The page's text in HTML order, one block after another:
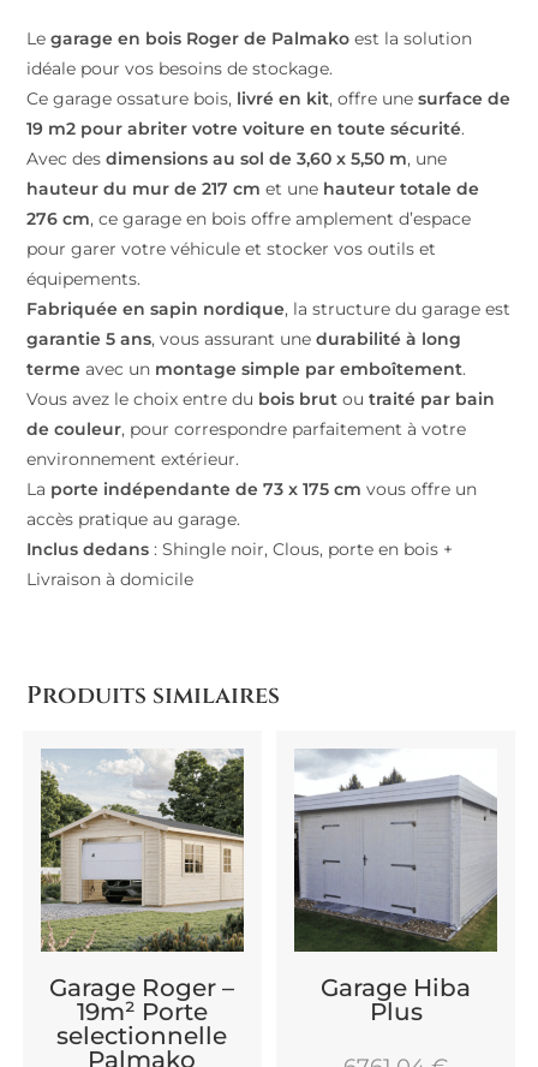
Legarage en bois Roger de Palmako est la solution
idéale pour vos besoins de stockage.
Ce garage ossature bois, livré en kit, offre unesurface de
19 m2 pour abriter votre voiture en toute sécurité.
Avec desdimensions au sol de 3,60 x 5,50 m, une
hauteur du mur de 217 cm et une hauteur totale de
276 cm, ce garage en bois offre amplement d’espace
pour garer votre véhicule et stocker vos outils et
équipements.
Fabriquée en sapin nordique, la structure du garage est
garantie 5 ans, vous assurant unedurabilité à long
terme avec un montage simple par emboîtement.
Vous avez le choix entre du bois brut outraité par bain
de couleur, pour correspondre parfaitement à votre
environnement extérieur.
La porte indépendante de 73 x 175 cm vous offre un
accès pratique au garage.
Inclus dedans :Shingle noir, Clous, porte en bois +
Livraison à domicile
Produits similaires
Garage Roger –
19m² Porte
selectionnelle
Palmako
Garage Hiba
Plus